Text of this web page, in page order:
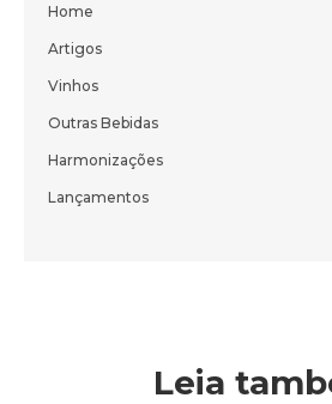
Home
Artigos
Vinhos
Outras Bebidas
Harmonizações
Lançamentos
Leia